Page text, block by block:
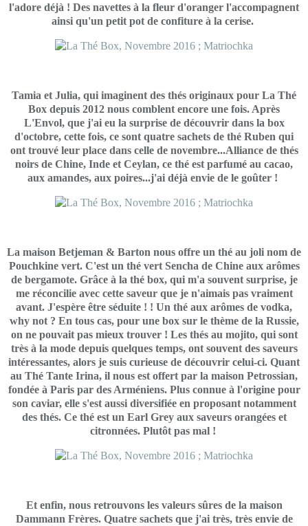
l'adore déjà ! Des navettes à la fleur d'oranger l'accompagnent
ainsi qu'un petit pot de confiture à la cerise.
Tamia et Julia, qui imaginent des thés originaux pour La Thé
Box depuis 2012 nous comblent encore une fois. Après
L'Envol, que j'ai eu la surprise de découvrir dans la box
d'octobre, cette fois, ce sont quatre sachets de thé Ruben qui
ont trouvé leur place dans celle de novembre...Alliance de thés
noirs de Chine, Inde et Ceylan, ce thé est parfumé au cacao,
aux amandes, aux poires...j'ai déjà envie de le goûter !
La maison Betjeman & Barton nous offre un thé au joli nom de
Pouchkine vert. C'est un thé vert Sencha de Chine aux arômes
de bergamote. Grâce à la thé box, qui m'a souvent surprise, je
me réconcilie avec cette saveur que je n'aimais pas vraiment
avant. J'espère être séduite ! ! Un thé aux arômes de vodka,
why not ? En tous cas, pour une box sur le thème de la Russie,
on ne pouvait pas mieux trouver ! Les thés au mojito, qui sont
très à la mode depuis quelques temps, ont souvent des saveurs
intéressantes, alors je suis curieuse de découvrir celui-ci. Quant
au Thé Tante Irina, il nous est offert par la maison Petrossian,
fondée à Paris par des Arméniens. Plus connue à l'origine pour
son caviar, elle s'est aussi diversifiée en proposant notamment
des thés. Ce thé est un Earl Grey aux saveurs orangées et
citronnées. Plutôt pas mal !
Et enfin, nous retrouvons les valeurs sûres de la maison
Dammann Frères. Quatre sachets que j'ai très, très envie de